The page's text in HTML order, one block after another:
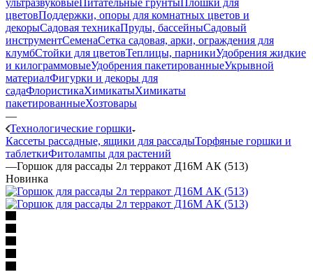
цветовПоддержки, опоры для комнатных цветов и
декорыСадовая техникаПруды, бассейныСадовый
инструментСеменаСетка садовая, арки, ограждения для
клумбСтойки для цветовТеплицы, парникиУдобрения жидкие
и килограммовыеУдобрения пакетированныеУкрывной
материалФигурки и декоры для
садаФлористикаХимикатыХимикаты
пакетированныеХозтовары
—
Технологические горшки
Кассеты рассадные, ящики для рассадыТорфяные горшки и
таблеткиФитолампы для растений
—Горшок для рассады 2л терракот Д16М АК (513)
Новинка